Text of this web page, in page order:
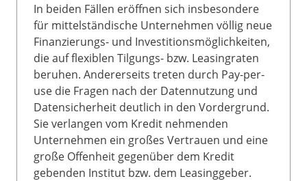
In beiden Fällen eröffnen sich insbesondere
für mittelständische Unternehmen völlig neue
Finanzierungs- und Investitionsmöglichkeiten,
die auf flexiblen Tilgungs- bzw. Leasingraten
beruhen. Andererseits treten durch Pay-per-
use die Fragen nach der Datennutzung und
Datensicherheit deutlich in den Vordergrund.
Sie verlangen vom Kredit nehmenden
Unternehmen ein großes Vertrauen und eine
große Offenheit gegenüber dem Kredit
gebenden Institut bzw. dem Leasinggeber.